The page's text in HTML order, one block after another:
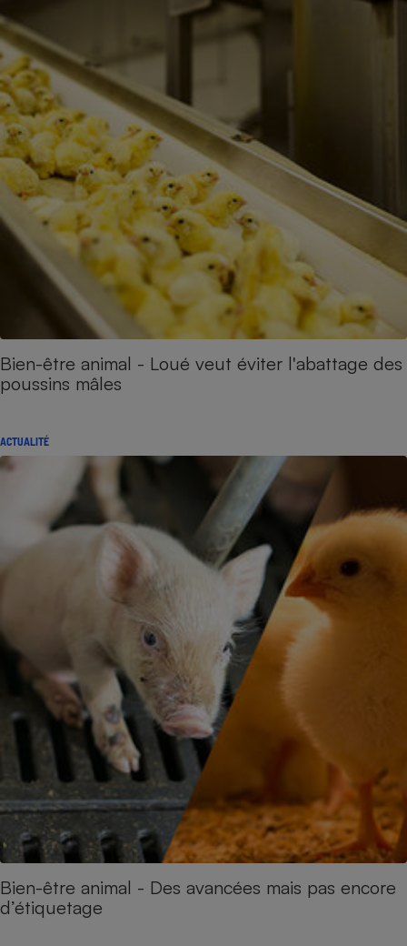
Bien-être animal - Loué veut éviter l'abattage des
poussins mâles
ACTUALITÉ
Bien-être animal - Des avancées mais pas encore
d’étiquetage